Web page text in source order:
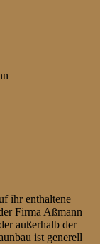
ihr enthaltene
Firma Aßmann
außerhalb der
ist generell